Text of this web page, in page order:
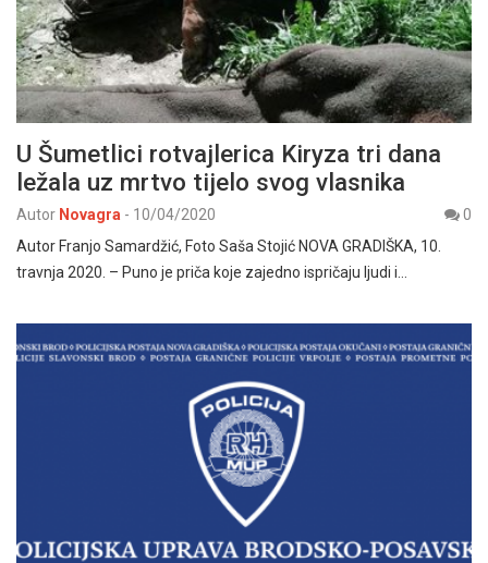
U Šumetlici rotvajlerica Kiryza tri dana
ležala uz mrtvo tijelo svog vlasnika
Autor Novagra - 10/04/2020
0
Autor Franjo Samardžić, Foto Saša Stojić NOVA GRADIŠKA, 10.
travnja 2020. – Puno je priča koje zajedno ispričaju ljudi i…